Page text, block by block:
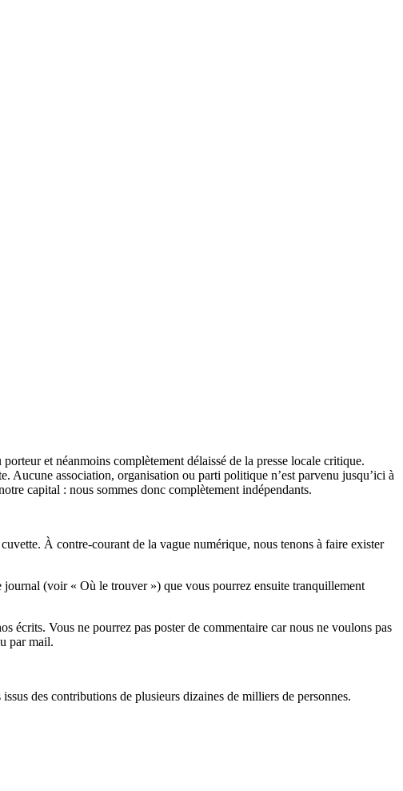
et néanmoins complètement délaissé de la presse locale critique.
Aucune association, organisation ou parti politique n’est parvenu jusqu’ici à
capital : nous sommes donc complètement indépendants.
À contre-courant de la vague numérique, nous tenons à faire exister
(voir « Où le trouver ») que vous pourrez ensuite tranquillement
écrits. Vous ne pourrez pas poster de commentaire car nous ne voulons pas
par mail.
des contributions de plusieurs dizaines de milliers de personnes.